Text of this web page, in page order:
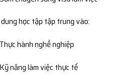
học tập tập trung vào:
Thực hành nghề nghiệp
Kỹ năng làm việc thực tế